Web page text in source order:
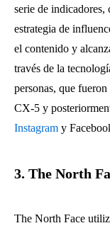
serie de indicadores,
estrategia de
el contenido y
través de la
personas, que
CX-5 y
Instagram y
3. The North
The North Face